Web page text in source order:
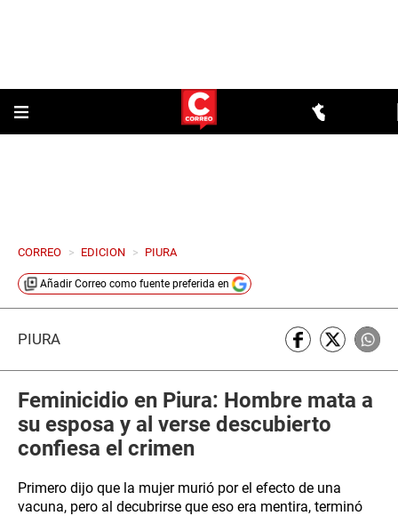
CORREO > EDICION > PIURA
Añadir Correo como fuente preferida en
PIURA
Feminicidio en Piura: Hombre mata a
su esposa y al verse descubierto
confiesa el crimen
Primero dijo que la mujer murió por el efecto de una
vacuna, pero al decubrirse que eso era mentira, terminó